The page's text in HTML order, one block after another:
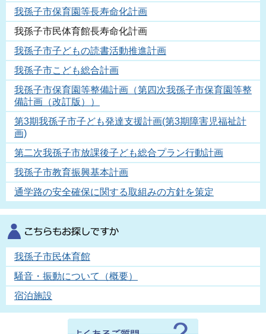
我孫子市保育園等長寿命化計画
我孫子市民体育館長寿命化計画
我孫子市子どもの読書活動推進計画
我孫子市こども総合計画
我孫子市保育園等整備計画（第四次我孫子市保育園等整
備計画（改訂版））
第3期我孫子市子ども発達支援計画(第3期障害児福祉計
画)
第二次我孫子市放課後子ども総合プラン行動計画
我孫子市教育振興基本計画
通学路の安全確保に関する取組みの方針を策定
我孫子市民体育館
騒音・振動について（概要）
宿泊施設